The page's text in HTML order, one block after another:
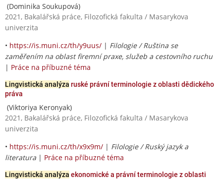
(Dominika Soukupová)
2021, Bakalářská práce, Filozofická fakulta / Masarykova
univerzita
• https://is.muni.cz/th/y9uus/ | Filologie / Ruština se
zaměřením na oblast firemní praxe, služeb a cestovního ruchu
| Práce na příbuzné téma
Lingvistická analýza ruské právní terminologie z oblasti dědického
práva
(Viktoriya Keronyak)
2021, Bakalářská práce, Filozofická fakulta / Masarykova
univerzita
• https://is.muni.cz/th/x9x9m/ | Filologie / Ruský jazyk a
literatura | Práce na příbuzné téma
Lingvistická analýza ekonomické a právní terminologie z oblasti